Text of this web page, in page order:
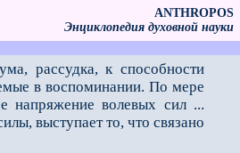
ANTHROPOS
Энциклопедия духовной науки
рассудка, к способности
в воспоминании. По мере
напряжение волевых сил ...
выступа­ет то, что связано